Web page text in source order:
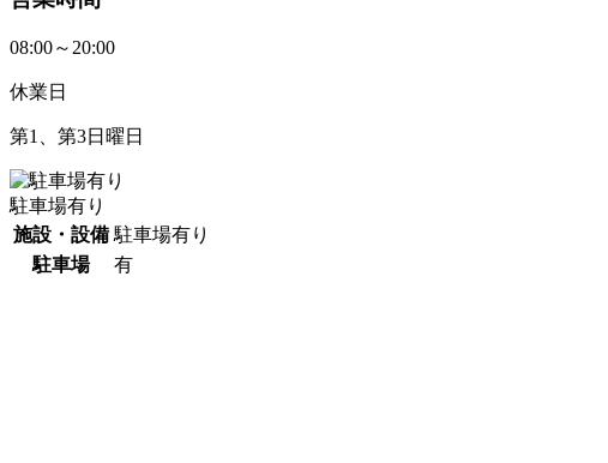
08:00～20:00
休業日
第1、第3日曜日
駐車場有り
施設・設備 駐車場有り
駐車場
有